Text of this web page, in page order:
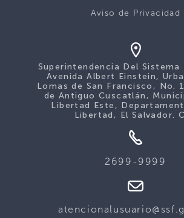
Aviso de Privacidad
Superintendencia Del Sistema
Avenida Albert Einstein,
Lomas de San Francisco, No.
de Antiguo Cuscatlán,
Libertad Este,
Libertad, El Salvador.
2699-9999